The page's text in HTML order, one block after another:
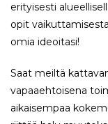
erityisesti
opit
omia ideoitasi!
Saat meiltä
vapaaehtoisena
aikaisempaa